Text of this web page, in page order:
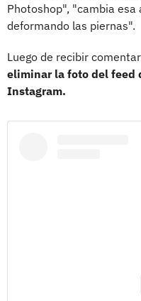
Photoshop", "cambia
deformando las piernas".
Luego de recibir
eliminar la foto del feed
Instagram.